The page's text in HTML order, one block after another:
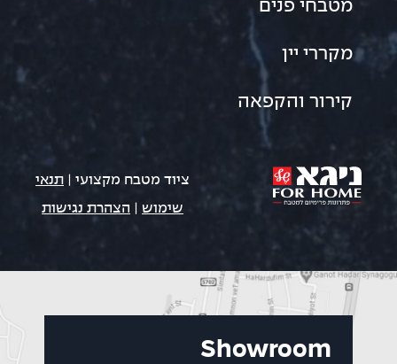
מטבחי פנים
מקררי יין
קירור והקפאה
ציוד מטבח מקצועי | תנאי
שימוש הצהרת נגישות
Showroom